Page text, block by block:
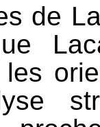
de